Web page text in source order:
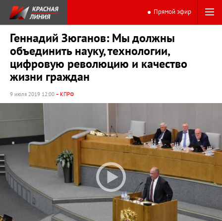
Прямой эфир
Геннадий Зюганов: Мы должны
объединить науку, технологии,
цифровую революцию и качество
жизни граждан
9 июля 2019 12:00 – КПРФ